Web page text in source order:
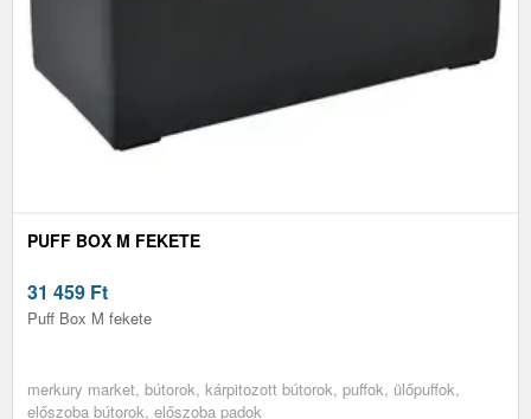
PUFF BOX M FEKETE
31 459 Ft
Puff Box M fekete
merkury market, bútorok, kárpitozott bútorok, puffok, ülőpuffok,
előszoba bútorok, előszoba padok